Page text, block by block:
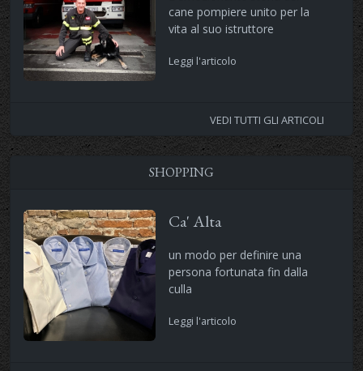
cane pompiere unito per la
vita al suo istruttore
Leggi l'articolo
VEDI TUTTI GLI ARTICOLI
SHOPPING
Ca' Alta
un modo per definire una
persona fortunata fin dalla
culla
Leggi l'articolo